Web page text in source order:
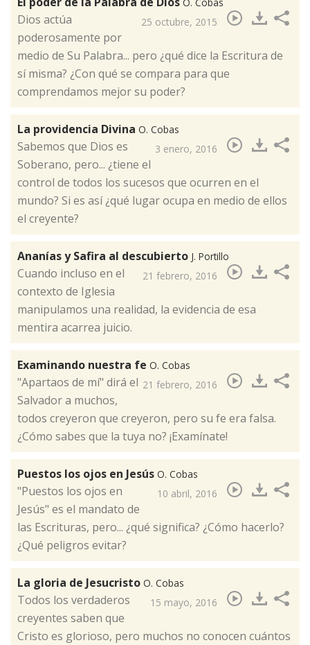
25 octubre, 2015
​Dios actúa
poderosamente por
medio de Su Palabra... pero ¿qué dice la Escritura de
sí misma? ¿Con qué se compara para que
comprendamos mejor su poder?
La providencia Divina O. Cobas
3 enero, 2016
​Sabemos que Dios es
Soberano, pero... ¿tiene el
control de todos los sucesos que ocurren en el
mundo? Si es así ¿qué lugar ocupa en medio de ellos
el creyente?
Ananías y Safira al descubierto J. Portillo
21 febrero, 2016
Cuando incluso en el
contexto de Iglesia
manipulamos una realidad, la evidencia de esa
mentira acarrea juicio.
Examinando nuestra fe O. Cobas
21 febrero, 2016
"​Apartaos de mí" dirá el
Salvador a muchos,
todos creyeron que creyeron, pero su fe era falsa.
¿Cómo sabes que la tuya no? ¡Examínate!
Puestos los ojos en Jesús O. Cobas
10 abril, 2016
"Puestos los ojos en
Jesús" es el mandato de
las Escrituras, pero... ¿qué significa? ¿Cómo hacerlo?
¿Qué peligros evitar?​
La gloria de Jesucristo O. Cobas
15 mayo, 2016
Todos los verdaderos
creyentes saben que
Cristo es glorioso,​ pero muchos no conocen cuántos